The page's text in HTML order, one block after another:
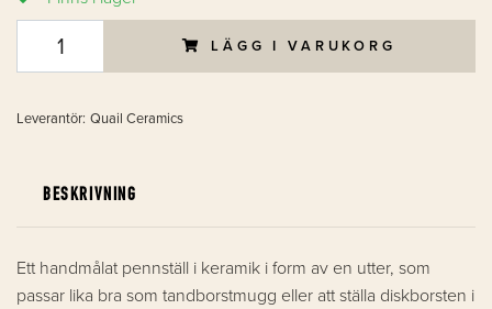
LÄGG I VARUKORG
Leverantör: Quail Ceramics
BESKRIVNING
Ett handmålat pennställ i keramik i form av en utter, som
passar lika bra som tandborstmugg eller att ställa diskborsten i